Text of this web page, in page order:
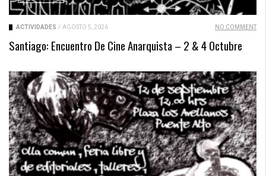
ACTIVIDADES / AGOSTO 5, 2026 NO COMMENT
Santiago: Encuentro De Cine Anarquista – 2 & 4 Octubre